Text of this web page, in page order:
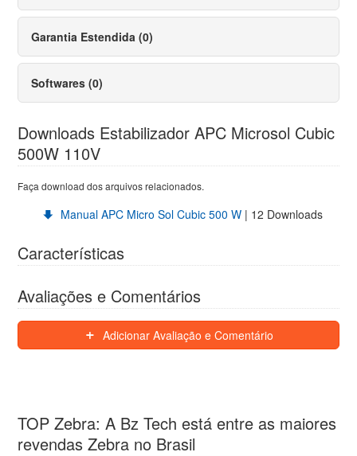
Garantia Estendida (0)
Softwares (0)
Downloads Estabilizador APC Microsol Cubic
500W 110V
Faça download dos arquivos relacionados.
Manual APC Micro Sol Cubic 500 W| 12 Downloads
Características
Avaliações e Comentários
Adicionar Avaliação e Comentário
TOP Zebra: A Bz Tech está entre as maiores
revendas Zebra no Brasil